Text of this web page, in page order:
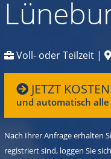
Voll- oder Teilzeit |
JETZT
und automatisch alle
Nach Ihrer Anfrage erhalten
registriert sind, loggen Sie